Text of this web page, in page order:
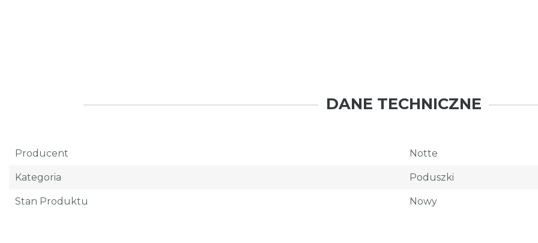
DANE TECHNICZNE
Producent Notte
Kategoria Poduszki
Stan Produktu Nowy